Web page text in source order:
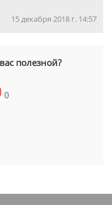
15 декабря 2018 г. 14:57
полезной?
0